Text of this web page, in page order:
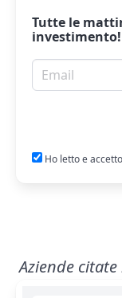
Tutte le
investimento!
Email per
Ho letto e accetto
Aziende